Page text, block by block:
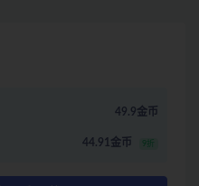
49.9金币
44.91金币 9折